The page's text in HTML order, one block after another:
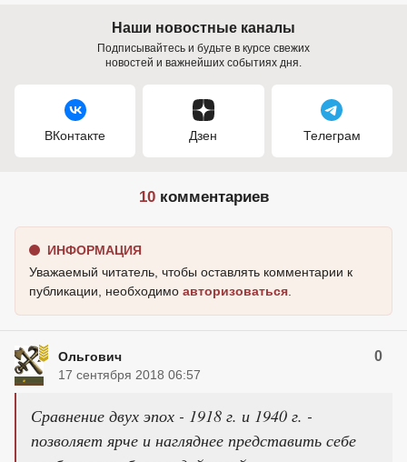
Наши новостные каналы
Подписывайтесь и будьте в курсе свежих
новостей и важнейших событиях дня.
ВКонтакте Дзен Телеграм
10комментариев
ИНФОРМАЦИЯ
Уважаемый читатель, чтобы оставлять комментарии к
публикации, необходимо авторизоваться
Ольгович 0
17 сентября 2018 06:57
Сравнение двух эпох - 1918 г. и 1940 г. -
позволяет ярче и нагляднее представить себе